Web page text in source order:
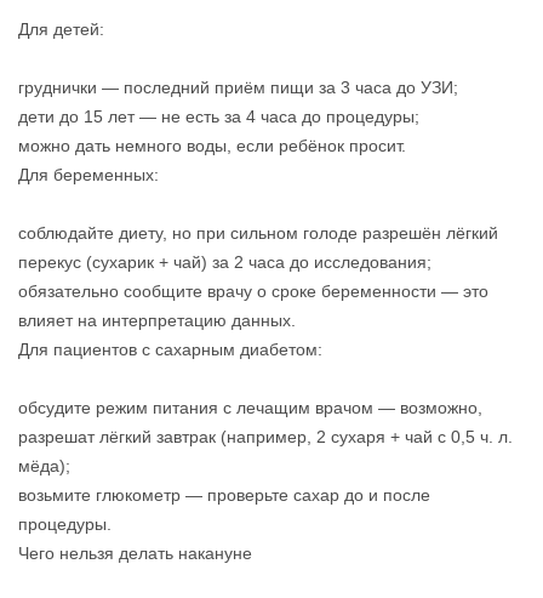
Для детей:
груднички — последний приём пищи за 3 часа до УЗИ;
дети до 15 лет — не есть за 4 часа до процедуры;
можно дать немного воды, если ребёнок просит.
Для беременных:
соблюдайте диету, но при сильном голоде разрешён лёгкий
перекус (сухарик + чай) за 2 часа до исследования;
обязательно сообщите врачу о сроке беременности — это
влияет на интерпретацию данных.
Для пациентов с сахарным диабетом:
обсудите режим питания с лечащим врачом — возможно,
разрешат лёгкий завтрак (например, 2 сухаря + чай с 0,5 ч. л.
мёда);
возьмите глюкометр — проверьте сахар до и после
процедуры.
Чего нельзя делать накануне